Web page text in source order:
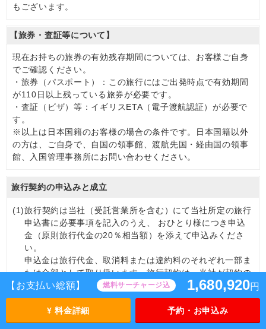
【お支払い総額】 燃料サーチャージ込 1,680,920円
¥ 料金詳細 予約・お申込み
もございます。
【旅券・査証等について】
現在お持ちの旅券の有効残存期間については、お客様ご自身
でご確認ください。
・旅券（パスポート）：この旅行にはご出発時点で有効期間
が110日以上残っている旅券が必要です。
・査証（ビザ）等：イギリスETA（電子渡航認証）が必要で
す。
※以上は日本国籍のお客様の場合の条件です。日本国籍以外
の方は、ご自身で、自国の領事館、渡航先国・経由国の領事
館、入国管理事務所にお問い合わせください。
旅行契約の申込みと成立
(1)旅行契約は当社（受託営業所を含む）にて当社所定の旅行
申込書に必要事項を記入のうえ、 おひとり様につき申込
金（原則旅行代金の20％相当額）を添えて申込みくださ
い。
申込金は旅行代金、取消料または違約料のそれぞれ一部ま
たは全部として取り扱います。旅行契約は、当社が契約の
締結を承諾し､申込金を受領したときに成立するものとし
ます。また、特定コースやポイントを使用する場合など
は、別途パンフレットなどに定めるところによります。な
お、当社業務の都合上、所定の書面・画面に必要事項をご